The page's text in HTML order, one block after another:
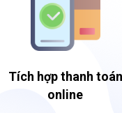
Tích hợp thanh toán
online